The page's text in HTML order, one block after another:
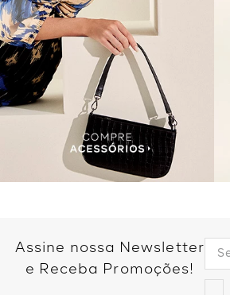
Assine nossa Newsletter
e Receba Promoções!